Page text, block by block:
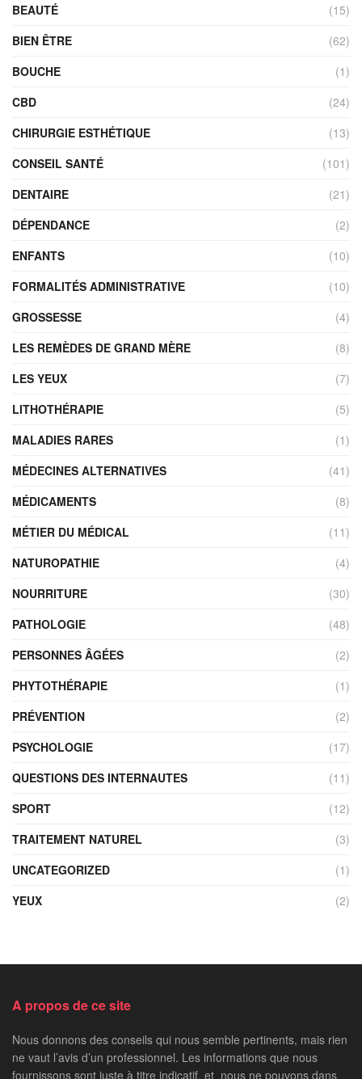
BEAUTÉ
(15)
BIEN ÊTRE
(62)
BOUCHE
(1)
CBD
(24)
CHIRURGIE ESTHÉTIQUE
(13)
CONSEIL SANTÉ
(101)
DENTAIRE
(21)
DÉPENDANCE
(2)
ENFANTS
(10)
FORMALITÉS ADMINISTRATIVE
(10)
GROSSESSE
(4)
LES REMÈDES DE GRAND MÈRE
(8)
LES YEUX
(7)
LITHOTHÉRAPIE
(5)
MALADIES RARES
(1)
MÉDECINES ALTERNATIVES
(41)
MÉDICAMENTS
(8)
MÉTIER DU MÉDICAL
(11)
NATUROPATHIE
(4)
NOURRITURE
(30)
PATHOLOGIE
(48)
PERSONNES ÂGÉES
(2)
PHYTOTHÉRAPIE
(1)
PRÉVENTION
(2)
PSYCHOLOGIE
(17)
QUESTIONS DES INTERNAUTES
(11)
SPORT
(12)
TRAITEMENT NATUREL
(3)
UNCATEGORIZED
(1)
YEUX
(2)
A propos de ce site
Nous donnons des conseils qui nous semble pertinents, mais rien
ne vaut l’avis d’un professionnel. Les informations que nous
fournissons sont juste à titre indicatif, et nous ne pouvons dans